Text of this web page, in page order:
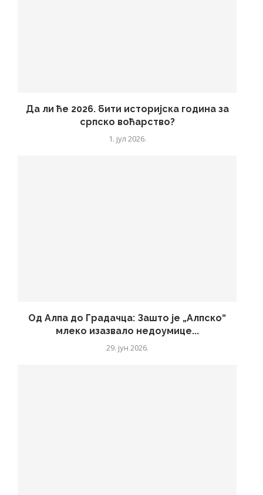
Да ли ће 2026. бити историјска година за
српско воћарство?
1. јул 2026.
Од Алпа до Градачца: Зашто је „Алпско“
млеко изазвало недоумице...
29. јун 2026.